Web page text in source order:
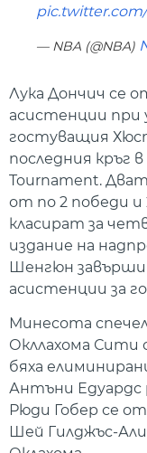
— NBA (@NBA)
Лука Дончич се
асистенции при
гостуващия
последния кръг в
Tournament.
от по 2 победи и
класират за
издание на
Шенгюн завърши
асистенции за
Минесота
Окллахома Сити
бяха
Антъни Едуардс
Рюди Гобер се
Шей Гилджъс-